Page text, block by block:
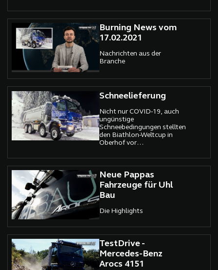
Burning News vom
17.02.2021
Nachrichten aus der
Branche
Schneelieferung
Nicht nur COVID-19, auch
ungünstige
Schneebedingungen stellten
den Biathlon-Weltcup in
Oberhof vor
Neue Pappas
Fahrzeuge für Uhl
Bau
Die Highlights
TestDrive -
Mercedes-Benz
Arocs 4151